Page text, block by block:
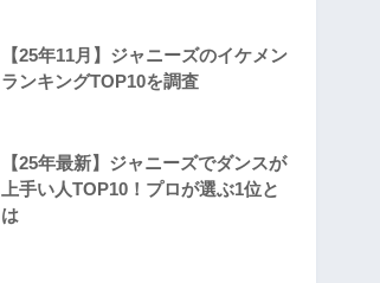
【25年11月】ジャニーズのイケメン
ランキングTOP10を調査
【25年最新】ジャニーズでダンスが
上手い人TOP10！プロが選ぶ1位と
は